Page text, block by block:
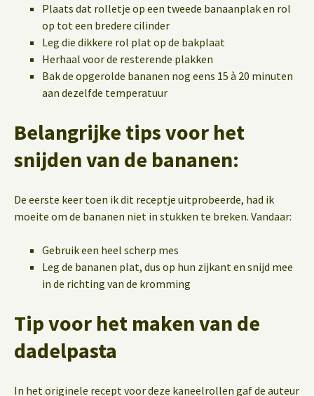
Plaats dat rolletje op een tweede banaanplak en rol
op tot een bredere cilinder
Leg die dikkere rol plat op de bakplaat
Herhaal voor de resterende plakken
Bak de opgerolde bananen nog eens 15 à 20 minuten
aan dezelfde temperatuur
Belangrijke tips voor het
snijden van de bananen:
De eerste keer toen ik dit receptje uitprobeerde, had ik
moeite om de bananen niet in stukken te breken. Vandaar:
Gebruik een heel scherp mes
Leg de bananen plat, dus op hun zijkant en snijd mee
in de richting van de kromming
Tip voor het maken van de
dadelpasta
In het originele recept voor deze kaneelrollen gaf de auteur